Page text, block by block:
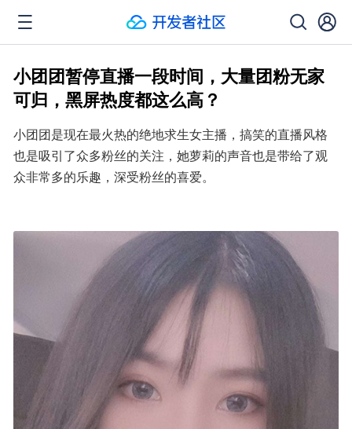
小团团暂停直播一段时间，大量团粉无家
可归，黑屏热度都这么高？
小团团是现在最火热的绝地求生女主播，搞笑的直播风格
也是吸引了众多粉丝的关注，她萝莉的声音也是带给了观
众非常多的乐趣，深受粉丝的喜爱。